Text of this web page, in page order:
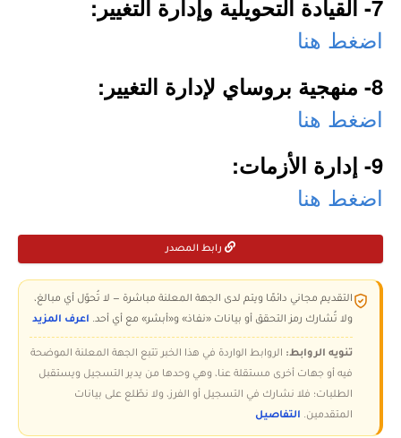
7- القيادة التحويلية وإدارة التغيير:
اضغط هنا
8- منهجية بروساي لإدارة التغيير:
اضغط هنا
9- إدارة الأزمات:
اضغط هنا
رابط المصدر
التقديم مجاني دائمًا ويتم لدى الجهة المعلنة مباشرة — لا تُحوّل أي مبالغ،
ولا تُشارك رمز التحقق أو بيانات «نفاذ» و«أبشر» مع أي أحد. اعرف المزيد
تنويه الروابط: الروابط الواردة في هذا الخبر تتبع الجهة المعلنة الموضحة
فيه أو جهات أخرى مستقلة عنا، وهي وحدها من يدير التسجيل ويستقبل
الطلبات؛ فلا نشارك في التسجيل أو الفرز، ولا نطّلع على بيانات
المتقدمين. التفاصيل